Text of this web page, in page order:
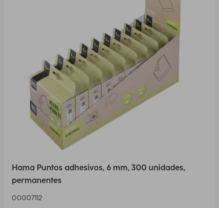
Hama Puntos adhesivos, 6 mm, 300 unidades,
permanentes
00007112